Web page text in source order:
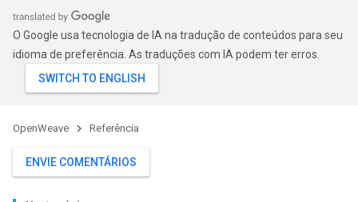
O Google usa tecnologia de IA na tradução de conteúdos para seu
idioma de preferência. As traduções com IA podem ter erros.
OpenWeave Referência
ENVIE COMENTÁRIOS